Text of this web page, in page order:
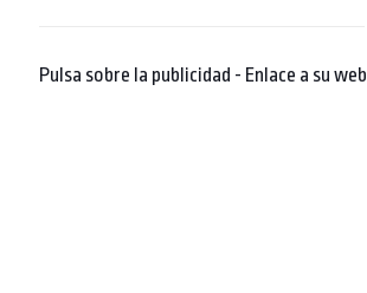
Pulsa sobre la publicidad - Enlace a su web